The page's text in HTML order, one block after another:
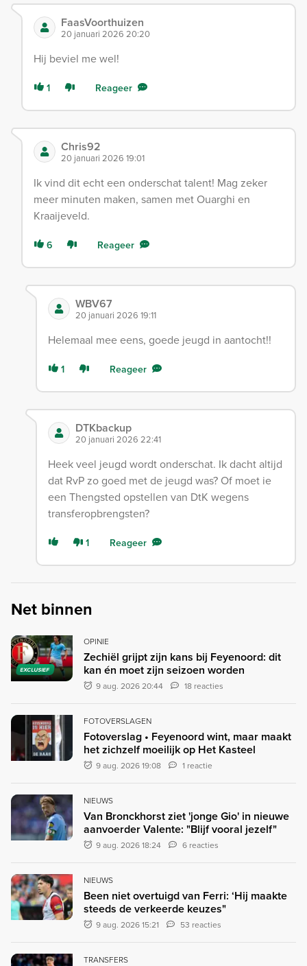
FaasVoorthuizen
20 januari 2026 20:20
Hij beviel me wel!
1 Reageer
Chris92
20 januari 2026 19:01
Ik vind dit echt een onderschat talent! Mag zeker
meer minuten maken, samen met Ouarghi en
Kraaijeveld.
6 Reageer
WBV67
20 januari 2026 19:11
Helemaal mee eens, goede jeugd in aantocht!!
1 Reageer
DTKbackup
20 januari 2026 22:41
Heek veel jeugd wordt onderschat. Ik dacht altijd
dat RvP zo goed met de jeugd was? Of moet ie
een Thengsted opstellen van DtK wegens
transferopbrengsten?
1 Reageer
Net binnen
EXCLUSIEF
OPINIE
Zechiël grijpt zijn kans bij Feyenoord: dit
kan én moet zijn seizoen worden
9 aug. 2026 20:44 18 reacties
FOTOVERSLAGEN
Fotoverslag • Feyenoord wint, maar maakt
het zichzelf moeilijk op Het Kasteel
9 aug. 2026 19:08 1 reactie
NIEUWS
Van Bronckhorst ziet 'jonge Gio' in nieuwe
aanvoerder Valente: "Blijf vooral jezelf"
9 aug. 2026 18:24 6 reacties
NIEUWS
Been niet overtuigd van Ferri: ‘Hij maakte
steeds de verkeerde keuzes"
9 aug. 2026 15:21 53 reacties
TRANSFERS